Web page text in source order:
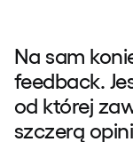
Na sam
feedback.
od której
szczerą